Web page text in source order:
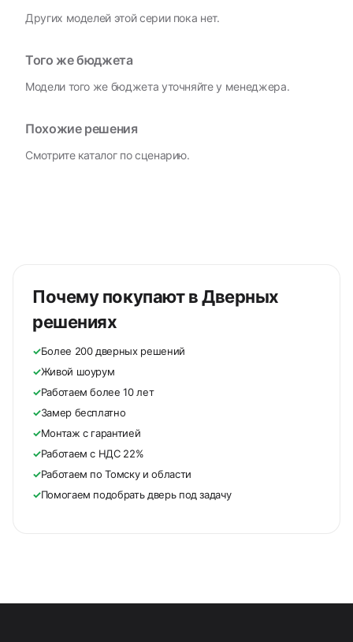
Других моделей этой серии пока нет.
Того же бюджета
Модели того же бюджета уточняйте у менеджера.
Похожие решения
Смотрите каталог по сценарию.
Почему покупают в Дверных
решениях
✓Более 200 дверных решений
✓Живой шоурум
✓Работаем более 10 лет
✓Замер бесплатно
✓Монтаж с гарантией
✓Работаем с НДС 22%
✓Работаем по Томску и области
✓Помогаем подобрать дверь под задачу